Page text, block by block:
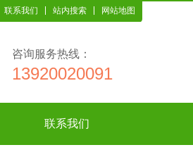
联系我们 站内搜索 网站地图
咨询服务热线：
13920020091
联系我们